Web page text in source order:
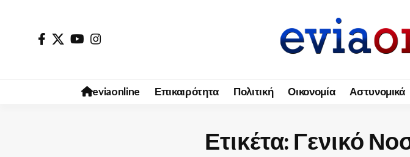
eviaonline Επικαιρότητα Πολιτική Οικονομία Αστυνομικά
Ετικέτα: Γενικό